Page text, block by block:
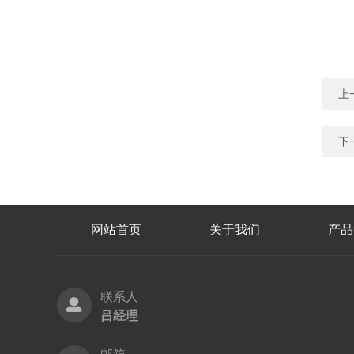
下
网站首页 关于我们 产
联系人
吕经理